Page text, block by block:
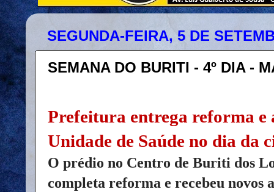
SEGUNDA-FEIRA, 5 DE
SEMANA DO BURITI - 4º DIA -
Prefeitura entrega reforma e
Unidade de Saúde no dia da
O prédio no Centro de Buriti dos
completa reforma e recebeu novos